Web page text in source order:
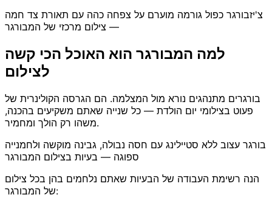
צ'יזבורגר כפול גורמה מוערם על צפחה כהה עם תאורת צד חמה
— צילום מרכזי של המבורגר
למה המבורגר הוא האוכל הכי קשה
לצילום
בורגרים מתנהגים נורא מול המצלמה. הם הגרסה הקולינרית של
פעוט בצילומי יום הולדת — כל שנייה שאתם משקיעים בהכנה,
משהו רק הולך ומחמיר.
בורגר עצוב ללא סטיילינג עם חסה נבולה, גבינה מוקשה ולחמנייה
ספוגה — בעיות בצילום המבורגר
הנה רשימת העבודה של הבעיות שאתם נלחמים בהן בכל צילום
של המבורגר: